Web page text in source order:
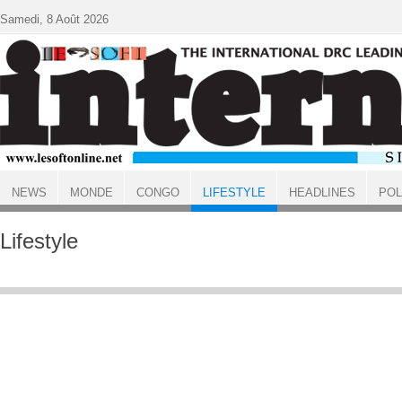
ACCUEIL
Lifestyle
Samedi, 8 Août 2026
NEWS MONDE CONGO LIFESTYLE HEADLINES